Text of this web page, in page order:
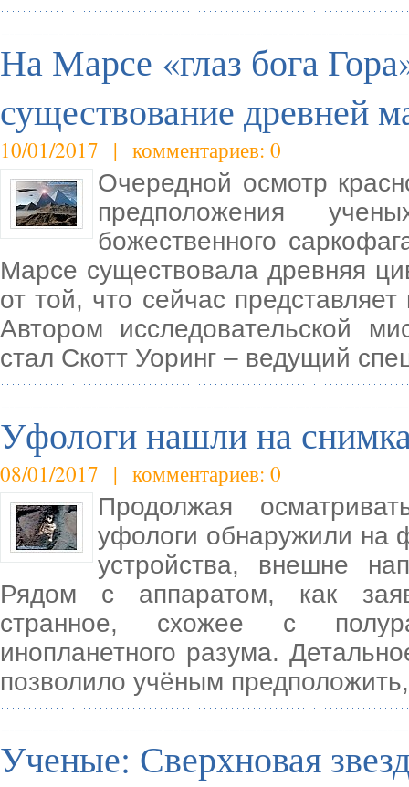
На Марсе «глаз бога
существование древней
10/01/2017 | комментариев: 0
Очередной осмотр
предположения
божественного
Марсе существовала древняя
от той, что сейчас
Автором исследовательской
стал Скотт Уоринг – ведущий
Уфологи нашли на
08/01/2017 | комментариев: 0
Продолжая
уфологи обнаружили на
устройства, внешне
Рядом с аппаратом, как
странное, схожее с
инопланетного разума.
позволило учёным
Ученые: Сверхновая